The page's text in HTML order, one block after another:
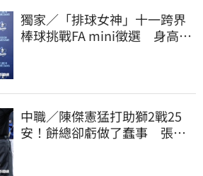
獨家／「排球女神」十一跨界
棒球挑戰FA mini徵選 身高
中職／陳傑憲猛打助獅2戰25
安！餅總卻虧做了蠢事 張翔